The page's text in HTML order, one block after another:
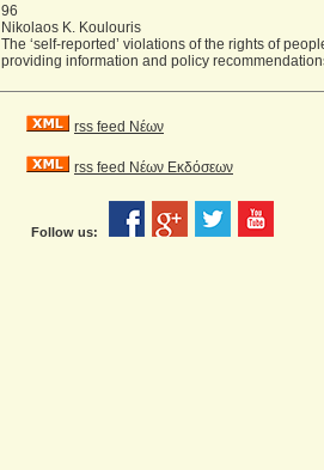
96
Nikolaos Κ. Koulouris
The ‘self-reported’ violations of the rights of
providing information and policy
rss feed Νέων
rss feed Νέων Εκδόσεων
Follow us: